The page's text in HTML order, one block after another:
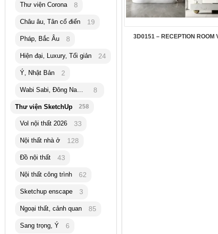
3D0151 – RECEPTION ROOM
Thư viện Corona 8
Châu âu, Tân cổ điển 19
Pháp, Bắc Âu 8
Hiện đại, Luxury, Tối giản 24
Ý, Nhật Bản 2
Wabi Sabi, Đông Nam Á 8
Thư viện SketchUp 258
Vol nội thất 2026 33
Nội thất nhà ở 128
Đồ nội thất 43
Nội thất công trình 62
Sketchup enscape 3
Ngoại thất, cảnh quan 85
Sang trọng, Ý 6